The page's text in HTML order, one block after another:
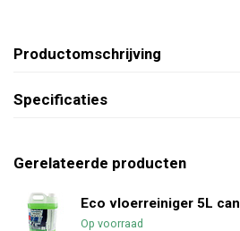
Productomschrijving
Specificaties
Gerelateerde producten
Eco vloerreiniger 5L can
Op voorraad